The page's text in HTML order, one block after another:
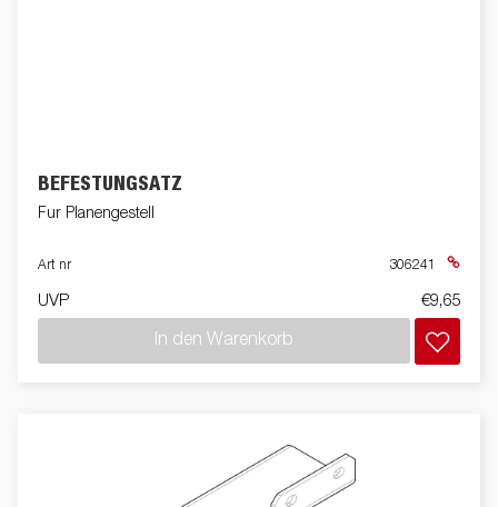
BEFESTUNGSATZ
Fur Planengestell
Art nr 306241
UVP €9,65
In den Warenkorb